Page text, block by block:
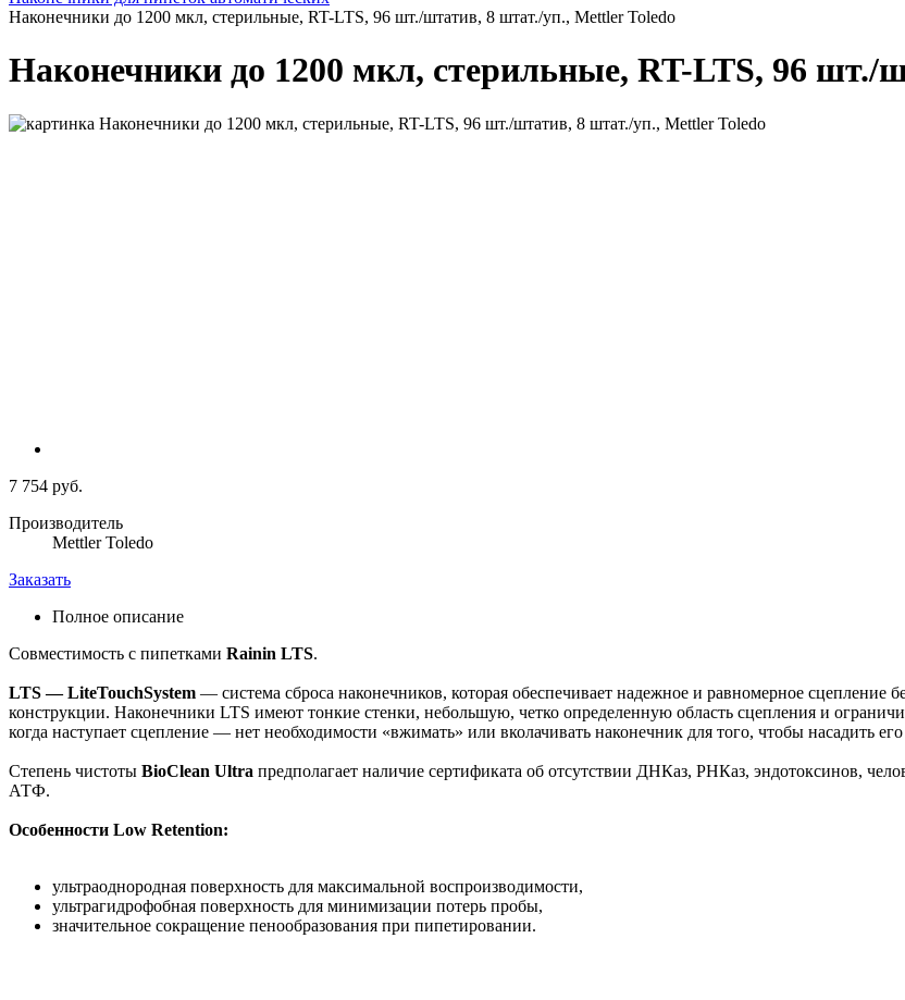
Наконечники до 1200 мкл, стерильные, RT-LTS, 96 шт./штатив, 8 штат./уп., Mettler Toledo
Наконечники до 1200 мкл, стерильные, RT-LTS, 96 шт./
7 754 руб.
Производитель
Mettler Toledo
Заказать
Полное описание
Совместимость с пипетками Rainin LTS.
LTS — LiteTouchSystem — система сброса наконечников, которая обеспечивает надежное и равномерное
конструкции. Наконечники LTS имеют тонкие стенки, небольшую, четко определенную область сцепления и
когда наступает сцепление — нет необходимости «вжимать» или вколачивать наконечник для того, чтобы насадить
Степень чистоты BioClean Ultra предполагает наличие сертификата об отсутствии ДНКаз, РНКаз, эндотоксинов,
АТФ.
Особенности Low Retention:
ультраоднородная поверхность для максимальной воспроизводимости,
ультрагидрофобная поверхность для минимизации потерь пробы,
значительное сокращение пенообразования при пипетировании.